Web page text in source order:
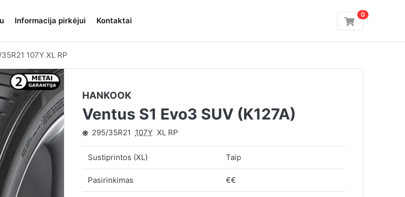
Informacija pirkėjui Kontaktai
0
107Y XL RP
HANKOOK
Ventus S1 Evo3 SUV (K127A)
295/35R21 107Y XL RP
Sustiprintos (XL) Taip
Pasirinkimas €€